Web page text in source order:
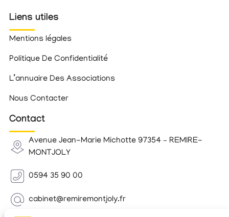
Liens utiles
Mentions légales
Politique De Confidentialité
L’annuaire Des Associations
Nous Contacter
Contact
Avenue Jean-Marie Michotte 97354 – REMIRE-
MONTJOLY
0594 35 90 00
cabinet@remiremontjoly.fr